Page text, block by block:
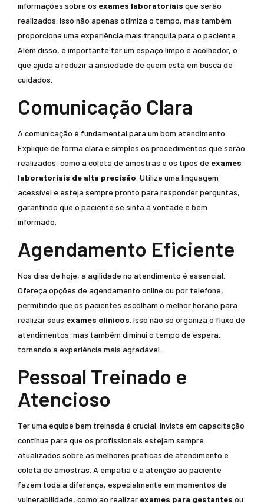
informações sobre os exames laboratoriais que serão
realizados. Isso não apenas otimiza o tempo, mas também
proporciona uma experiência mais tranquila para o paciente.
Além disso, é importante ter um espaço limpo e acolhedor, o
que ajuda a reduzir a ansiedade de quem está em busca de
cuidados.
Comunicação Clara
A comunicação é fundamental para um bom atendimento.
Explique de forma clara e simples os procedimentos que serão
realizados, como a coleta de amostras e os tipos de exames
laboratoriais de alta precisão . Utilize uma linguagem
acessível e esteja sempre pronto para responder perguntas,
garantindo que o paciente se sinta à vontade e bem
informado.
Agendamento Eficiente
Nos dias de hoje, a agilidade no atendimento é essencial.
Ofereça opções de agendamento online ou por telefone,
permitindo que os pacientes escolham o melhor horário para
realizar seus exames clínicos . Isso não só organiza o fluxo de
atendimentos, mas também diminui o tempo de espera,
tornando a experiência mais agradável.
Pessoal Treinado e
Atencioso
Ter uma equipe bem treinada é crucial. Invista em capacitação
contínua para que os profissionais estejam sempre
atualizados sobre as melhores práticas de atendimento e
coleta de amostras. A empatia e a atenção ao paciente
fazem toda a diferença, especialmente em momentos de
vulnerabilidade, como ao realizar exames para gestantes ou